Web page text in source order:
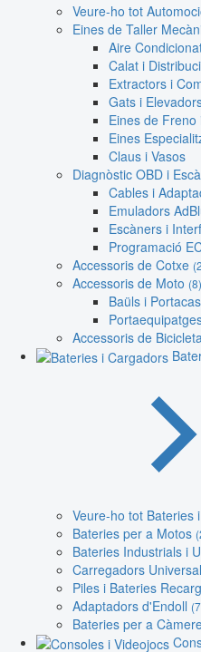
Veure-ho tot
Eines de Taller
Aire
Calat i
Extractors i
Gats i
Eines de Freno
Eines
Claus i Vasos
Diagnòstic OBD i
Cables i
Emuladors
Escàners i
Programació
Accessoris de Cotxe
Accessoris de Moto (8)
Baüls i
Accessoris de Bicicleta
Veure-ho tot Bateries
Bateries per a Motos
Bateries Industrials i
Carregadors
Piles i Bateries
Adaptadors d'Endoll
Bateries per a